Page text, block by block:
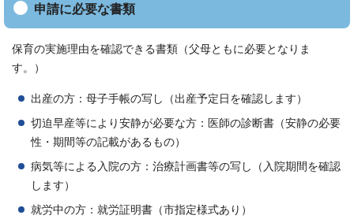
申請に必要な書類
保育の実施理由を確認できる書類（父母ともに必要となりま
す。）
出産の方：母子手帳の写し（出産予定日を確認します）
切迫早産等により安静が必要な方：医師の診断書（安静の必要
性・期間等の記載があるもの）
病気等による入院の方：治療計画書等の写し（入院期間を確認
します）
就労中の方：就労証明書（市指定様式あり）